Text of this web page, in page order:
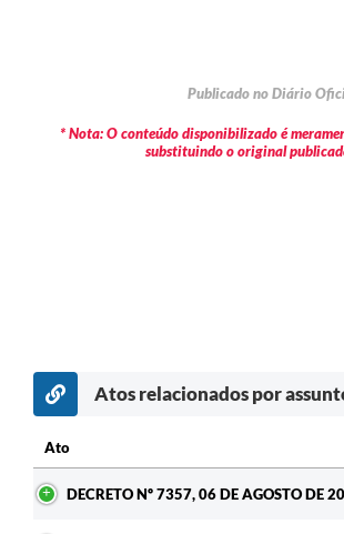
Publicado no Diário
* Nota: O conteúdo disponibilizado é
substituindo o original
Atos relacionados por
Ato
DECRETO Nº 7357, 06 DE AGOSTO DE